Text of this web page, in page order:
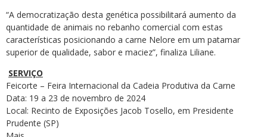
“A democratização desta genética possibilitará aumento da
quantidade de animais no rebanho comercial com estas
características posicionando a carne Nelore em um patamar
superior de qualidade, sabor e maciez”, finaliza Liliane.
SERVIÇO
Feicorte – Feira Internacional da Cadeia Produtiva da Carne
Data: 19 a 23 de novembro de 2024
Local: Recinto de Exposições Jacob Tosello, em Presidente
Prudente (SP)